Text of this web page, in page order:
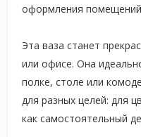
оформления
Эта ваза станет
или офисе. Она
полке, столе или
для разных целей: для
как самостоятельный